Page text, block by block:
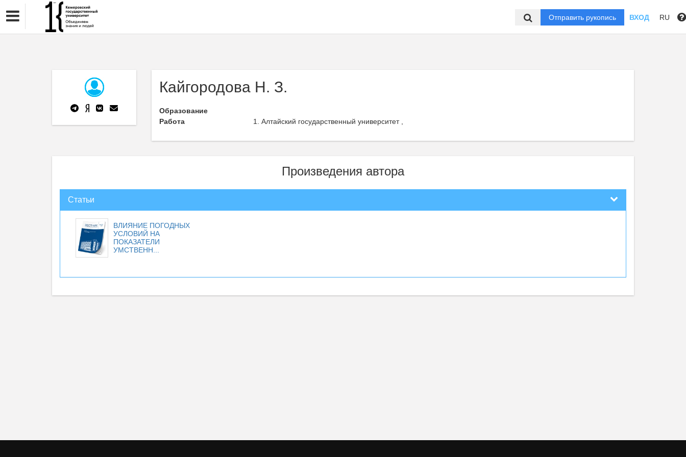
Отправить рукопись ВХОД RU
Кайгородова Н. З.
Образование
Работа
Алтайский государственный университет ,
Произведения автора
Статьи
ВЛИЯНИЕ ПОГОДНЫХ
УСЛОВИЙ НА
ПОКАЗАТЕЛИ
УМСТВЕНН...